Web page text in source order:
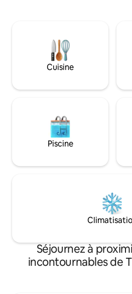
spéciale, suites avec jacuzzi, la
vue sur la mer de la ville et tout cela
le meilleur quartier du centre ! !
Cuisine
Piscine
Séjournez à
incontournables de